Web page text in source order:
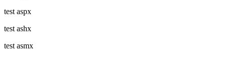
test aspx
test ashx
test asmx